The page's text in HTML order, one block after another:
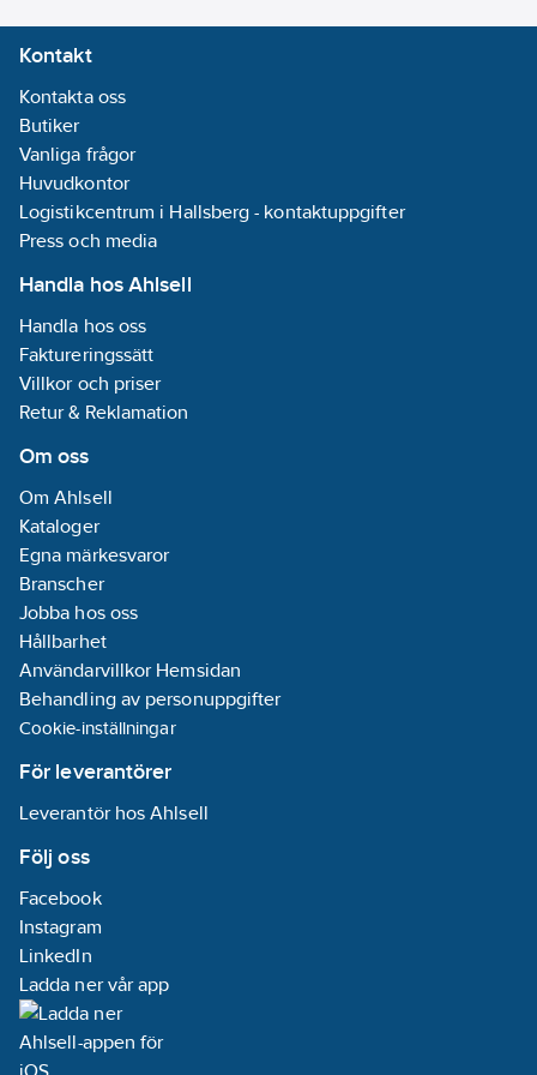
Kontakt
Kontakta oss
Butiker
Vanliga frågor
Huvudkontor
Logistikcentrum i Hallsberg - kontaktuppgifter
Press och media
Handla hos Ahlsell
Handla hos oss
Faktureringssätt
Villkor och priser
Retur & Reklamation
Om oss
Om Ahlsell
Kataloger
Egna märkesvaror
Branscher
Jobba hos oss
Hållbarhet
Användarvillkor Hemsidan
Behandling av personuppgifter
Cookie-inställningar
För leverantörer
Leverantör hos Ahlsell
Följ oss
Facebook
Instagram
LinkedIn
Ladda ner vår app